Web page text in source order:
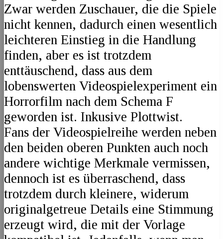
Zwar werden Zuschauer, die die Spiele
nicht kennen, dadurch einen wesentlich
leichteren Einstieg in die Handlung
finden, aber es ist trotzdem
enttäuschend, dass aus dem
lobenswerten Videospielexperiment ein
Horrorfilm nach dem Schema F
geworden ist. Inkusive Plottwist.
Fans der Videospielreihe werden neben
den beiden oberen Punkten auch noch
andere wichtige Merkmale vermissen,
dennoch ist es überraschend, dass
trotzdem durch kleinere, widerum
originalgetreue Details eine Stimmung
erzeugt wird, die mit der Vorlage